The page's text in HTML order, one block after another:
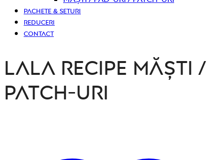
PACHETE & SETURI
REDUCERI
CONTACT
Lala Recipe Măști /
Patch-uri